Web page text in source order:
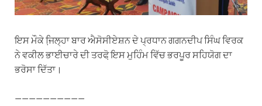
ਇਸ ਮੌਕੇ ਜਿ਼ਲ੍ਹਾ ਬਾਰ ਐਸੋਸੀਏਸ਼ਨ ਦੇ ਪ੍ਰਧਾਨ ਗਗਨਦੀਪ ਸਿੰਘ ਵਿਰਕ
ਨੇ ਵਕੀਲ ਭਾਈਚਾਰੇ ਦੀ ਤਰਫੋ਼ ਇਸ ਮੁਹਿੰਮ ਵਿੱਚ ਭਰਪੂਰ ਸਹਿਯੋਗ ਦਾ
ਭਰੋਸਾ ਦਿੱਤਾ।
——————————